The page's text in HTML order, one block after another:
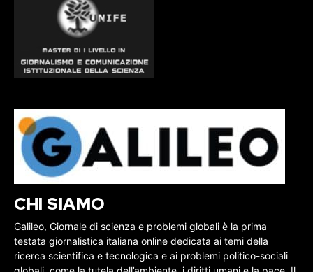
CHI SIAMO
Galileo, Giornale di scienza e problemi globali è la prima
testata giornalistica italiana online dedicata ai temi della
ricerca scientifica e tecnologica e ai problemi politico-sociali